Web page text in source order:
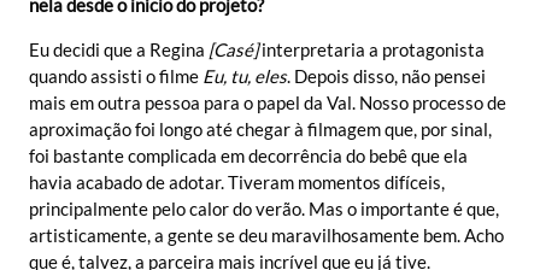
nela desde o início do projeto?
Eu decidi que a Regina [Casé]interpretaria a protagonista
quando assisti o filme Eu, tu, eles. Depois disso, não pensei
mais em outra pessoa para o papel da Val. Nosso processo de
aproximação foi longo até chegar à filmagem que, por sinal,
foi bastante complicada em decorrência do bebê que ela
havia acabado de adotar. Tiveram momentos difíceis,
principalmente pelo calor do verão. Mas o importante é que,
artisticamente, a gente se deu maravilhosamente bem. Acho
que é, talvez, a parceira mais incrível que eu já tive.